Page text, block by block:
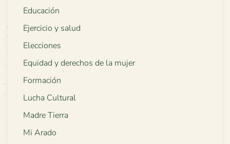
Educación
Ejercicio y salud
Elecciones
Equidad y derechos de la mujer
Formación
Lucha Cultural
Madre Tierra
Mi Arado